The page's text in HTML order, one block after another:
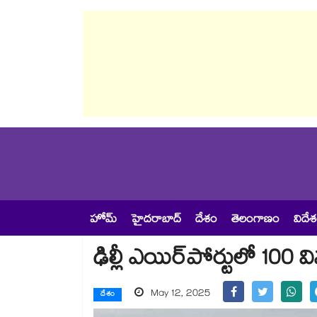
హోమ్ హైదరాబాద్ దేశం తెలంగాణం
ఢిల్లీ ఎయిర్‌‌‌‌‌‌‌‌‌‌‌‌‌‌‌‌పోర్టులో 100
దేశం May 12, 2025